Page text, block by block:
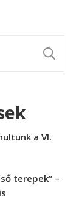
a VI.
terepek” –